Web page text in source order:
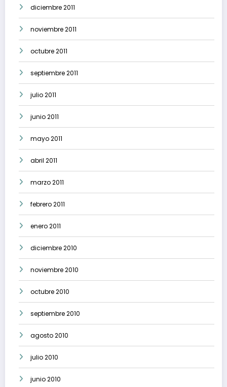
diciembre 2011
noviembre 2011
octubre 2011
septiembre 2011
julio 2011
junio 2011
mayo 2011
abril 2011
marzo 2011
febrero 2011
enero 2011
diciembre 2010
noviembre 2010
octubre 2010
septiembre 2010
agosto 2010
julio 2010
junio 2010